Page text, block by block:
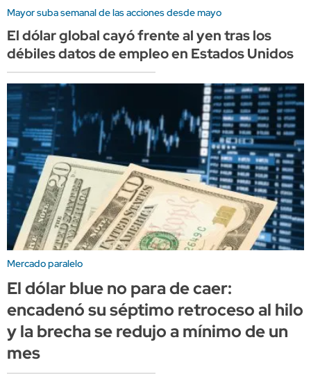
Mayor suba semanal de las acciones desde mayo
El dólar global cayó frente al yen tras los
débiles datos de empleo en Estados Unidos
Mercado paralelo
El dólar blue no para de caer:
encadenó su séptimo retroceso al hilo
y la brecha se redujo a mínimo de un
mes